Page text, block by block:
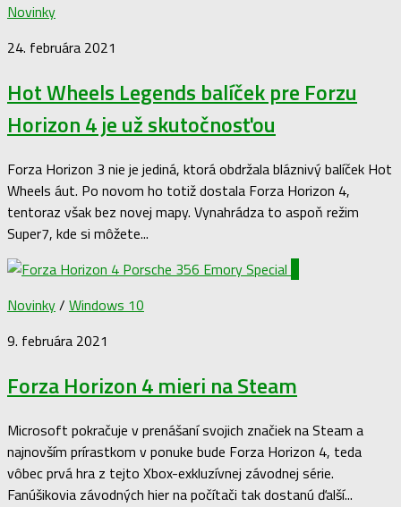
Novinky
24. februára 2021
Hot Wheels Legends balíček pre Forzu
Horizon 4 je už skutočnosťou
Forza Horizon 3 nie je jediná, ktorá obdržala bláznivý balíček Hot
Wheels áut. Po novom ho totiž dostala Forza Horizon 4,
tentoraz však bez novej mapy. Vynahrádza to aspoň režim
Super7, kde si môžete...
Novinky/ Windows 10
9. februára 2021
Forza Horizon 4 mieri na Steam
Microsoft pokračuje v prenášaní svojich značiek na Steam a
najnovším prírastkom v ponuke bude Forza Horizon 4, teda
vôbec prvá hra z tejto Xbox-exkluzívnej závodnej série.
Fanúšikovia závodných hier na počítači tak dostanú ďalší...